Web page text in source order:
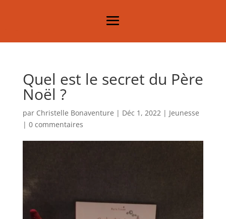
Quel est le secret du Père
Noël ?
par Christelle Bonaventure | Déc 1, 2022| Jeunesse
| 0 commentaires